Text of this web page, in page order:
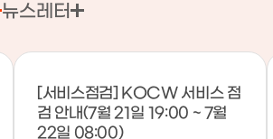
뉴스레터
[서비스점검] KOCW 서비스 점
검 안내(7월 21일 19:00 ~ 7월
22일 08:00)